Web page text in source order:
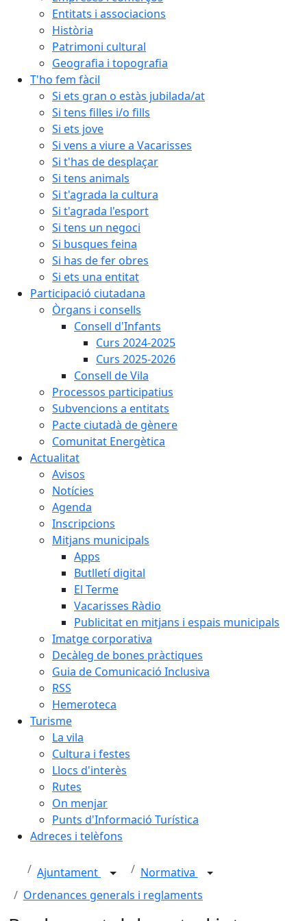
Entitats i associacions
Història
Patrimoni cultural
Geografia i topografia
T'ho fem fàcil
Si ets gran o estàs jubilada/at
Si tens filles i/o fills
Si ets jove
Si vens a viure a Vacarisses
Si t'has de desplaçar
Si tens animals
Si t'agrada la cultura
Si t'agrada l'esport
Si tens un negoci
Si busques feina
Si has de fer obres
Si ets una entitat
Participació ciutadana
Òrgans i consells
Consell d'Infants
Curs 2024-2025
Curs 2025-2026
Consell de Vila
Processos participatius
Subvencions a entitats
Pacte ciutadà de gènere
Comunitat Energètica
Actualitat
Avisos
Notícies
Agenda
Inscripcions
Mitjans municipals
Apps
Butlletí digital
El Terme
Vacarisses Ràdio
Publicitat en mitjans i espais municipals
Imatge corporativa
Decàleg de bones pràctiques
Guia de Comunicació Inclusiva
RSS
Hemeroteca
Turisme
La vila
Cultura i festes
Llocs d'interès
Rutes
On menjar
Punts d'Informació Turística
Adreces i telèfons
Ajuntament
Normativa
Ordenances generals i reglaments